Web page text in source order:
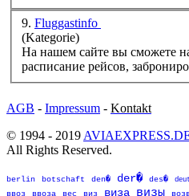
9. Fluggastinfo
(Kategorie)
На нашем сайте вы сможете
расписание рейсов,
AGB - Impressum - Kontakt
© 1994 - 2019
All Rights Reserved.
berlin botschaft den� der� des�
ввоз ввоза вес виз виза